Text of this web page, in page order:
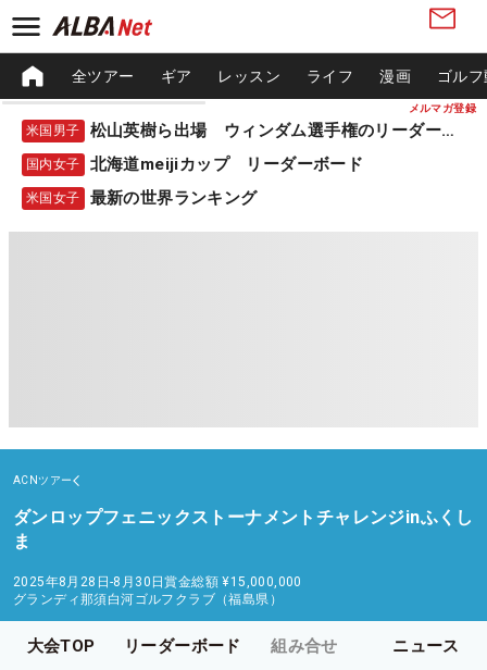
メルマガ登録
全ツアー ギア レッスン ライフ 漫画 ゴル
米国男子 松山英樹ら出場 ウィンダム選手権のリーダーボード
国内女子 北海道meijiカップ リーダーボード
米国女子 最新の世界ランキング
ACNツアー
ダンロップフェニックストーナメントチャレンジinふくし
ま
2025年8月28日-8月30日賞金総額 ¥15,000,000
グランディ那須白河ゴルフクラブ（福島県）
大会TOP リーダーボード 組み合せ ニュース